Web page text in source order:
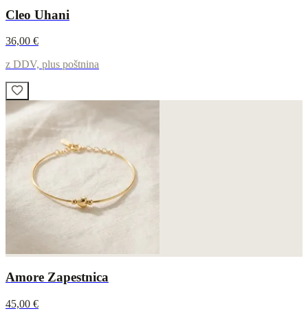
Cleo Uhani
36,00 €
z DDV, plus poštnina
Amore Zapestnica
45,00 €